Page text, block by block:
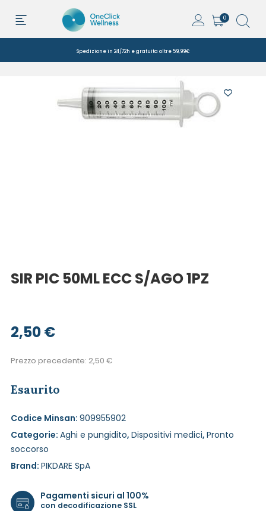
0
Spedizione in 24/72h e gratuita oltre 59,99€
SIR PIC 50ML ECC S/AGO 1PZ
2,50€
Prezzo precedente: 2,50 €
Esaurito
Codice Minsan: 909955902
Categorie: Aghi e pungidito, Dispositivi medici, Pronto
soccorso
Brand: PIKDARE SpA
Pagamenti sicuri al 100%
con decodificazione SSL